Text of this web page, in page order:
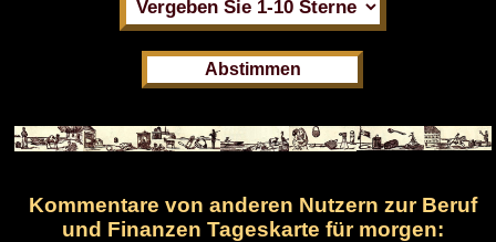
Kommentare von anderen Nutzern zur Beruf
und Finanzen Tageskarte für morgen: